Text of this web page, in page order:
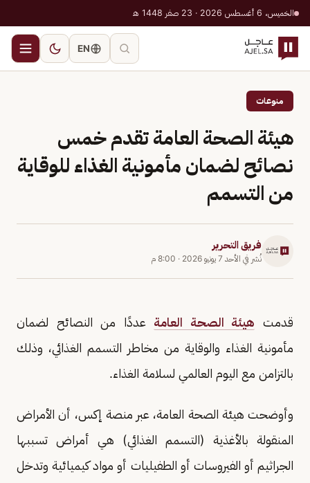
الخميس، 6 أغسطس 2026 · 23 صفر 1448 هـ
EN
منوعات
هيئة الصحة العامة تقدم خمس
نصائح لضمان مأمونية الغذاء للوقاية
من التسمم
فريق التحرير
نُشر في الأحد 7 يونيو 2026 · 8:00 م
قدمت هيئة الصحة العامة عددًا من النصائح لضمان
مأمونية الغذاء والوقاية من مخاطر التسمم الغذائي، وذلك
بالتزامن مع اليوم العالمي لسلامة الغذاء.
وأوضحت هيئة الصحة العامة، عبر منصة إكس، أن الأمراض
المنقولة بالأغذية (التسمم الغذائي) هي أمراض تسببها
الجراثيم أو الفيروسات أو الطفيليات أو مواد كيميائية وتدخل